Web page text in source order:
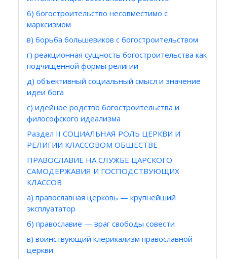
б) богостроительство несовместимо с
марксизмом
в) борьба большевиков с богостроительством
г) реакционная сущность богостроительства как
подчищенной формы религии
д) объективный социальный смысл и значение
идеи бога
с) идейное родство богостроительства и
философского идеализма
Раздел II СОЦИАЛЬНАЯ РОЛЬ ЦЕРКВИ И
РЕЛИГИИ КЛАССОВОМ ОБЩЕСТВЕ
ПРАВОСЛАВИЕ НА СЛУЖБЕ ЦАРСКОГО
САМОДЕРЖАВИЯ И ГОСПОДСТВУЮЩИХ
КЛАССОВ
а) православная церковь — крупнейший
эксплуататор
б) православие — враг свободы совести
в) воинствующий клерикализм православной
церкви